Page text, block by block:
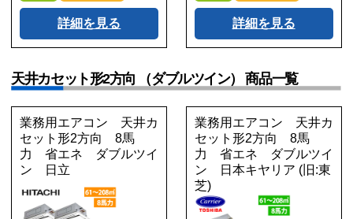
詳細を見る 詳細を見る
天井カセット形2方向 （ダブルツイン） 商品一覧
業務用エアコン 天井カ
セット形2方向 8馬
力 省エネ ダブルツイ
ン 日立
業務用エアコン 天井カ
セット形2方向 8馬
力 省エネ ダブルツイ
ン 日本キヤリア (旧:東
芝)